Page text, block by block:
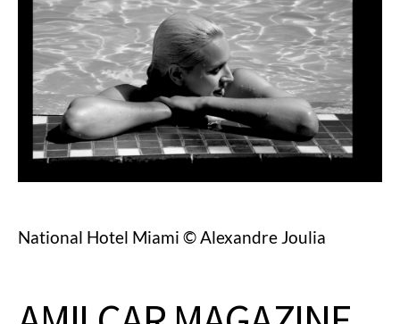
National Hotel Miami © Alexandre Joulia